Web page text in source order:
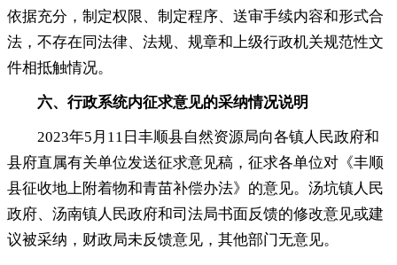
依据充分 ， 制定权限、制定程序、送审手续内容和形式合
法，不存在同法律、法规、规章和上级行政机关规范性文
件相抵触情况。
六、行政系统内征求意见的采纳情况说明
2023年5月11日丰顺县自然资源局向各镇人民政府和
县府直属有关单位发送征求意见稿 ， 征求各单位对《丰顺
县征收地上附着物和青苗补偿办法》的意见。汤坑镇人民
政府、汤南镇人民政府和司法局书面反馈的修改意见或建
议被采纳 ， 财政局未反馈意见，其他部门无意见。